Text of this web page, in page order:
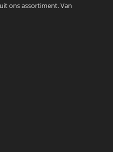
ons assortiment. Van